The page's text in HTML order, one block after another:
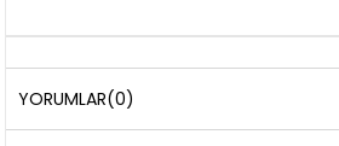
YORUMLAR(0)